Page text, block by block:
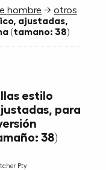
hombre →otros
ajustadas,
(tamano: 38)
estilo
para
38)
Pty